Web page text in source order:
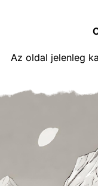
Az oldal jelenleg